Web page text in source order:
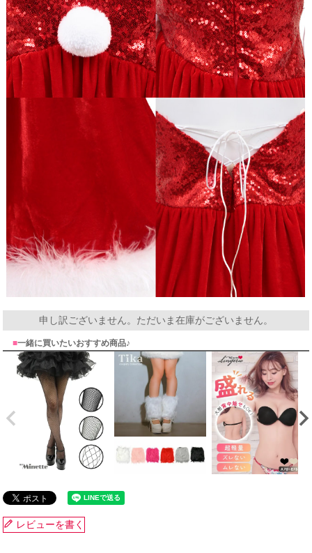
申し訳ございません。ただいま在庫がございません。
■一緒に買いたいおすすめ商品♪
レビューを書く